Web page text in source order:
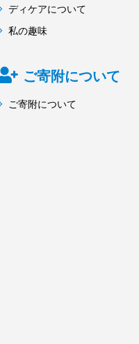
ディケアについて
私の趣味
ご寄附について
ご寄附について